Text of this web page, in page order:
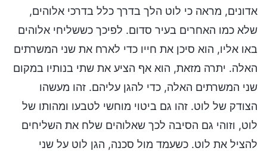
אדונים, מראה כי לוט הלך בדרך כלל בדרכי אלוהים,
שלא כמו האחרים בעיר סדום. לפיכך כששליחי אלוהים
באו אליו, הוא סיכן את חייו כדי לארח את שני המשרתים
האלה. יתרה מזאת, הוא אף הציע את שתי בנותיו במקום
שני המשרתים האלה, כדי להגן עליהם. זהו מעשהו
הצודק של לוט. זהו גם ביטוי מוחשי לטבעו ומהותו של
לוט, וזוהי גם הסיבה לכך שאלוהים שלח את השליחים
להציל את לוט. כשעמד מול סכנה, הגן לוט על שני